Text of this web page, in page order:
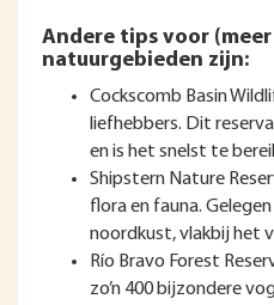
Andere tips voor
natuurgebieden zijn:
Cockscomb Basin
liefhebbers. Dit
en is het snelst te
Shipstern Nature
flora en fauna.
noordkust, vlakbij het
Río Bravo Forest
zo’n 400 bijzondere